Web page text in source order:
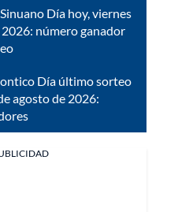
Día hoy, viernes
número ganador
Día último sorteo
agosto de 2026: